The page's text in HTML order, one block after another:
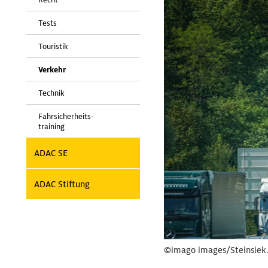
Tests
Touristik
Verkehr
Technik
Fahrsicherheits-
training
ADAC SE
ADAC Stiftung
©imago images/